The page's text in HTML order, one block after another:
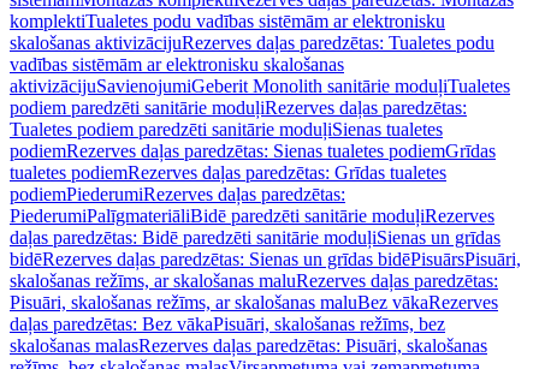
komplektiTualetes podu vadības sistēmām ar elektronisku
skalošanas aktivizācijuRezerves daļas paredzētas: Tualetes podu
vadības sistēmām ar elektronisku skalošanas
aktivizācijuSavienojumiGeberit Monolith sanitārie moduļiTualetes
podiem paredzēti sanitārie moduļiRezerves daļas paredzētas:
Tualetes podiem paredzēti sanitārie moduļiSienas tualetes
podiemRezerves daļas paredzētas: Sienas tualetes podiemGrīdas
tualetes podiemRezerves daļas paredzētas: Grīdas tualetes
podiemPiederumiRezerves daļas paredzētas:
PiederumiPalīgmateriāliBidē paredzēti sanitārie moduļiRezerves
daļas paredzētas: Bidē paredzēti sanitārie moduļiSienas un grīdas
bidēRezerves daļas paredzētas: Sienas un grīdas bidēPisuārsPisuāri,
skalošanas režīms, ar skalošanas maluRezerves daļas paredzētas:
Pisuāri, skalošanas režīms, ar skalošanas maluBez vākaRezerves
daļas paredzētas: Bez vākaPisuāri, skalošanas režīms, bez
skalošanas malasRezerves daļas paredzētas: Pisuāri, skalošanas